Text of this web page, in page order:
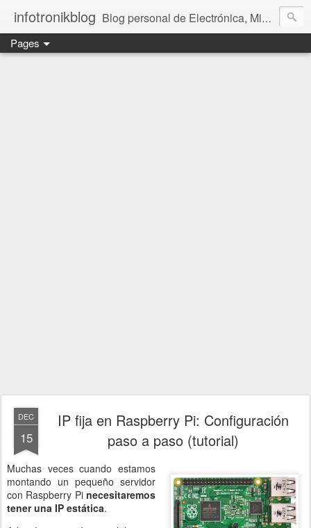
infotronikblog Blog personal de Electrónica, Microcontroladores y Linux
Pages
DEC
15
IP fija en Raspberry Pi: Configuración
paso a paso (tutorial)
Muchas veces cuando estamos
montando un pequeño servidor
con Raspberry Pi necesitaremos
tener una IP estática.